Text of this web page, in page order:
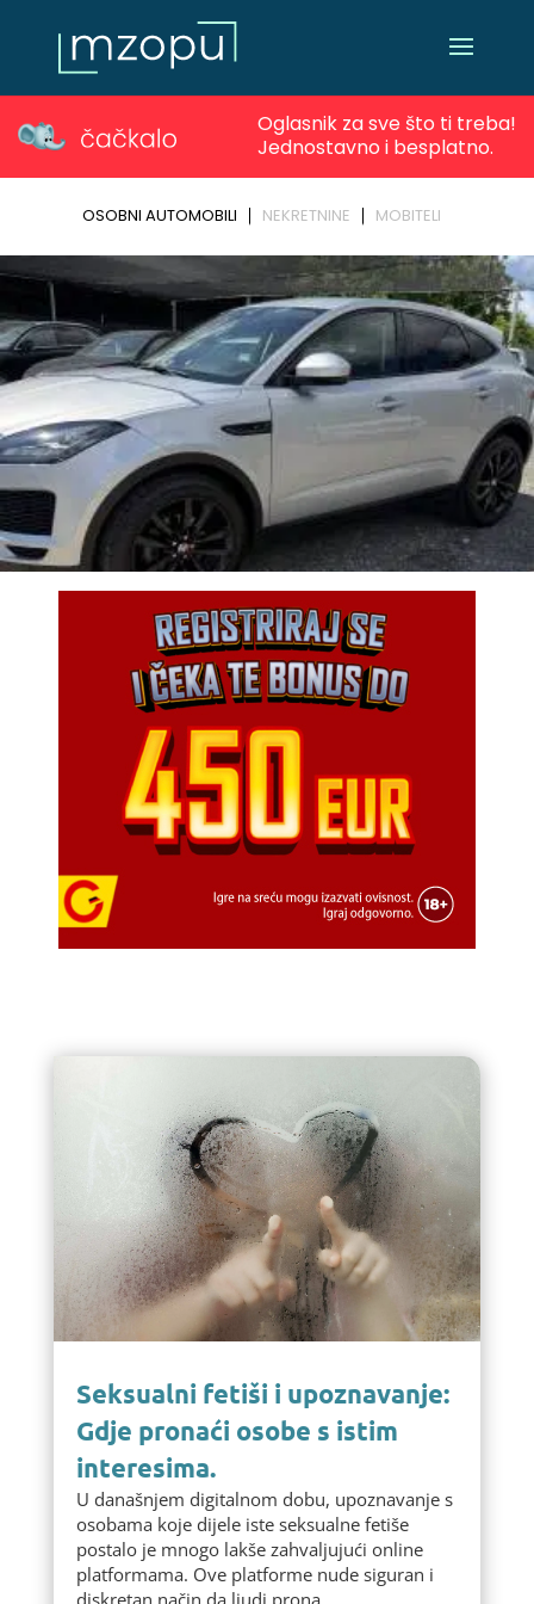
Seksualni fetiši i upoznavanje:
Gdje pronaći osobe s istim
interesima.
U današnjem digitalnom dobu, upoznavanje s
osobama koje dijele iste seksualne fetiše
postalo je mnogo lakše zahvaljujući online
platformama. Ove platforme nude siguran i